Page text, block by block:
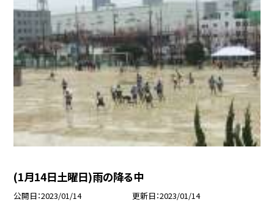
(1月14日土曜日)雨の降る中
公開日 2023/01/14 更新日 2023/01/14